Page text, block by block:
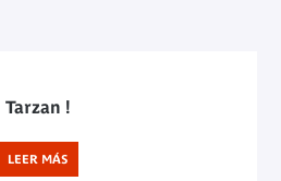
Tarzan !
LEER MÁS